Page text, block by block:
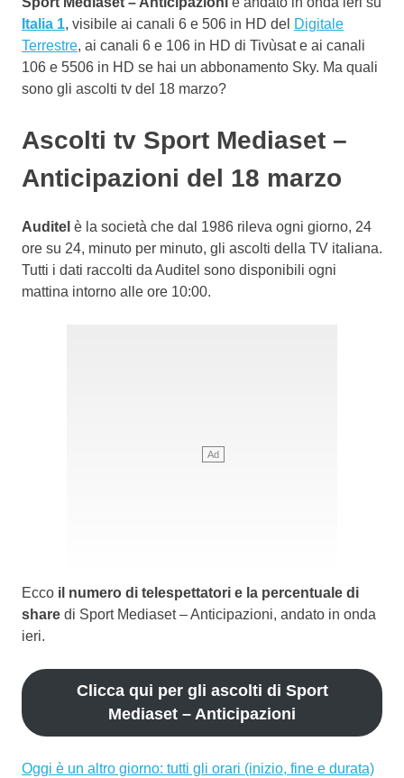
Italia 1, visibile ai canali 6 e 506 in HD del Digitale
Terrestre, ai canali 6 e 106 in HD di Tivùsat e ai canali
106 e 5506 in HD se hai un abbonamento Sky. Ma quali
sono gli ascolti tv del 18 marzo?
Ascolti tv Sport Mediaset –
Anticipazioni del 18 marzo
Auditel è la società che dal 1986 rileva ogni giorno, 24
ore su 24, minuto per minuto, gli ascolti della TV italiana.
Tutti i dati raccolti da Auditel sono disponibili ogni
mattina intorno alle ore 10:00.
Ecco il numero di telespettatori e la percentuale di
share di Sport Mediaset – Anticipazioni, andato in onda
ieri.
Clicca qui per gli ascolti di Sport
Mediaset – Anticipazioni
Oggi è un altro giorno: tutti gli orari (inizio, fine e durata)